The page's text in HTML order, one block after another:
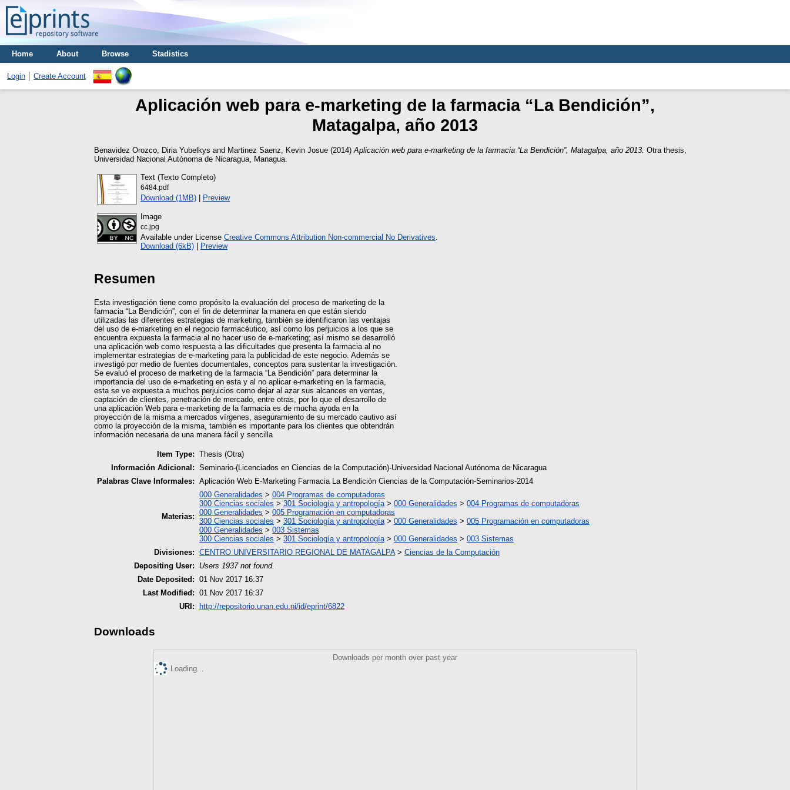
Home About Browse Stadistics
Login Create Account
Aplicación web para e-marketing de la farmacia “La Bendición”,
Matagalpa, año 2013
Benavidez Orozco, Diria Yubelkys and Martinez Saenz, Kevin Josue (2014) Aplicación web para e-marketing de la farmacia “La Bendición”, Matagalpa, año 2013. Otra thesis,
Universidad Nacional Autónoma de Nicaragua, Managua.
Text (Texto Completo)
6484.pdf
Download (1MB) | Preview
Image
cc.jpg
Available under License Creative Commons Attribution Non-commercial No Derivatives
Download (6kB) | Preview
Resumen
Esta investigación tiene como propósito la evaluación del proceso de marketing de la
farmacia “La Bendición”, con el fin de determinar la manera en que están siendo
utilizadas las diferentes estrategias de marketing, también se identificaron las ventajas
del uso de e-marketing en el negocio farmacéutico, así como los perjuicios a los que se
encuentra expuesta la farmacia al no hacer uso de e-marketing; así mismo se desarrolló
una aplicación web como respuesta a las dificultades que presenta la farmacia al no
implementar estrategias de e-marketing para la publicidad de este negocio. Además se
investigó por medio de fuentes documentales, conceptos para sustentar la investigación.
Se evaluó el proceso de marketing de la farmacia “La Bendición” para determinar la
importancia del uso de e-marketing en esta y al no aplicar e-marketing en la farmacia,
esta se ve expuesta a muchos perjuicios como dejar al azar sus alcances en ventas,
captación de clientes, penetración de mercado, entre otras, por lo que el desarrollo de
una aplicación Web para e-marketing de la farmacia es de mucha ayuda en la
proyección de la misma a mercados vírgenes, aseguramiento de su mercado cautivo así
como la proyección de la misma, también es importante para los clientes que obtendrán
información necesaria de una manera fácil y sencilla
Item Type: Thesis (Otra)
Información Adicional: Seminario-(Licenciados en Ciencias de la Computación)-Universidad Nacional Autónoma de Nicaragua
Palabras Clave Informales: Aplicación Web E-Marketing Farmacia La Bendición Ciencias de la Computación-Seminarios-2014
Materias:
000 Generalidades > 004 Programas de computadoras
300 Ciencias sociales > 301 Sociología y antropología > 000 Generalidades > 004 Programas de computadoras
000 Generalidades > 005 Programación en computadoras
300 Ciencias sociales > 301 Sociología y antropología > 000 Generalidades > 005 Programación en computadoras
000 Generalidades > 003 Sistemas
300 Ciencias sociales > 301 Sociología y antropología > 000 Generalidades > 003 Sistemas
Divisiones: CENTRO UNIVERSITARIO REGIONAL DE MATAGALPA> Ciencias de la Computación
Depositing User:
Users 1937 not found.
Date Deposited: 01 Nov 2017 16:37
Last Modified: 01 Nov 2017 16:37
URI:
http://repositorio.unan.edu.ni/id/eprint/6822
Downloads
Downloads per month over past year
Loading...